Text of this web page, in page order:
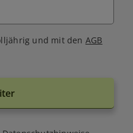
und mit den AGB